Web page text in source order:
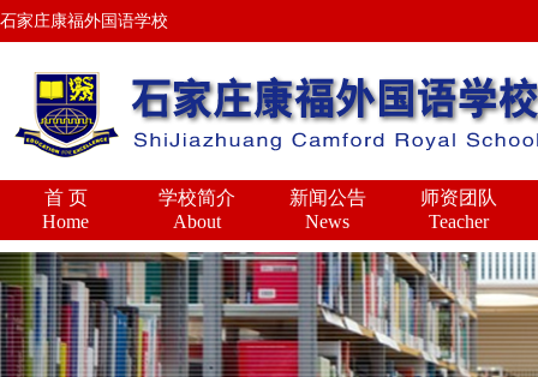
石家庄康福外国语学校
首 页
Home
学校简介
About
新闻公告
News
师资团队
Teacher